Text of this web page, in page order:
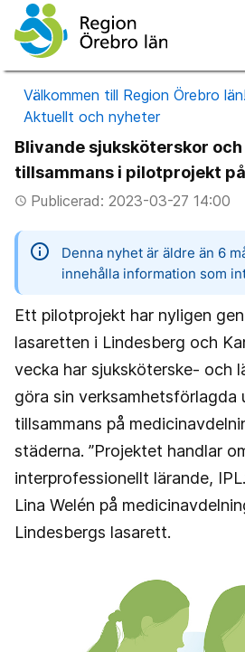
Välkommen till Region Örebro län!
Aktuellt och nyheter
Blivande sjuksköterskor
tillsammans i pilotprojekt
access_timePublicerad: 2023-03-27 14:00
information
Denna nyhet är äldre än 6
innehålla information som
Ett pilotprojekt har nyligen
lasaretten i Lindesberg och
vecka har sjuksköterske- och
göra sin verksamhetsförlagda
tillsammans på
städerna. ”Projektet handlar
interprofessionellt lärande,
Lina Welén på
Lindesbergs lasarett.